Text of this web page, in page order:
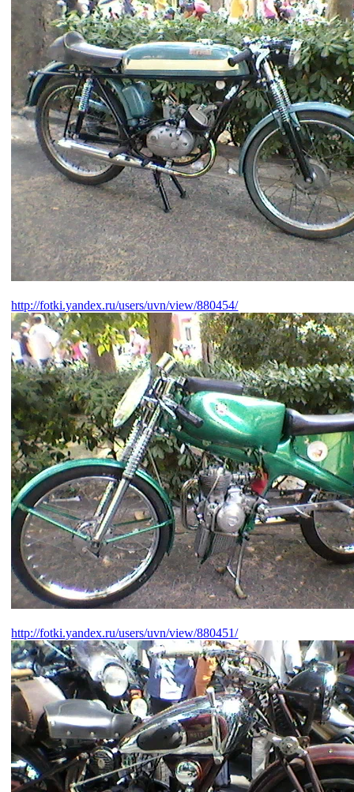
http://fotki.yandex.ru/users/uvn/view/880454/
http://fotki.yandex.ru/users/uvn/view/880451/